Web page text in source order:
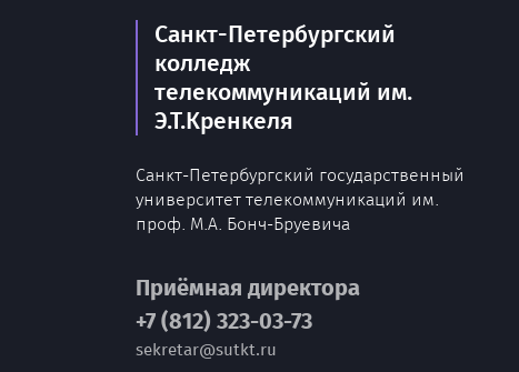
Санкт-Петербургский
колледж
телекоммуникаций им.
Э.Т.Кренкеля
Санкт-Петербургский государственный
университет телекоммуникаций им.
проф. М.А. Бонч-Бруевича
Приёмная директора
+7 (812) 323-03-73
sekretar@sutkt.ru